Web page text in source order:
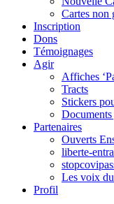
Cartes non
Inscription
Dons
Témoignages
Agir
Affiches
Tracts
Stickers
Partenaires
Ouverts
liberte-
Les voix
Profil